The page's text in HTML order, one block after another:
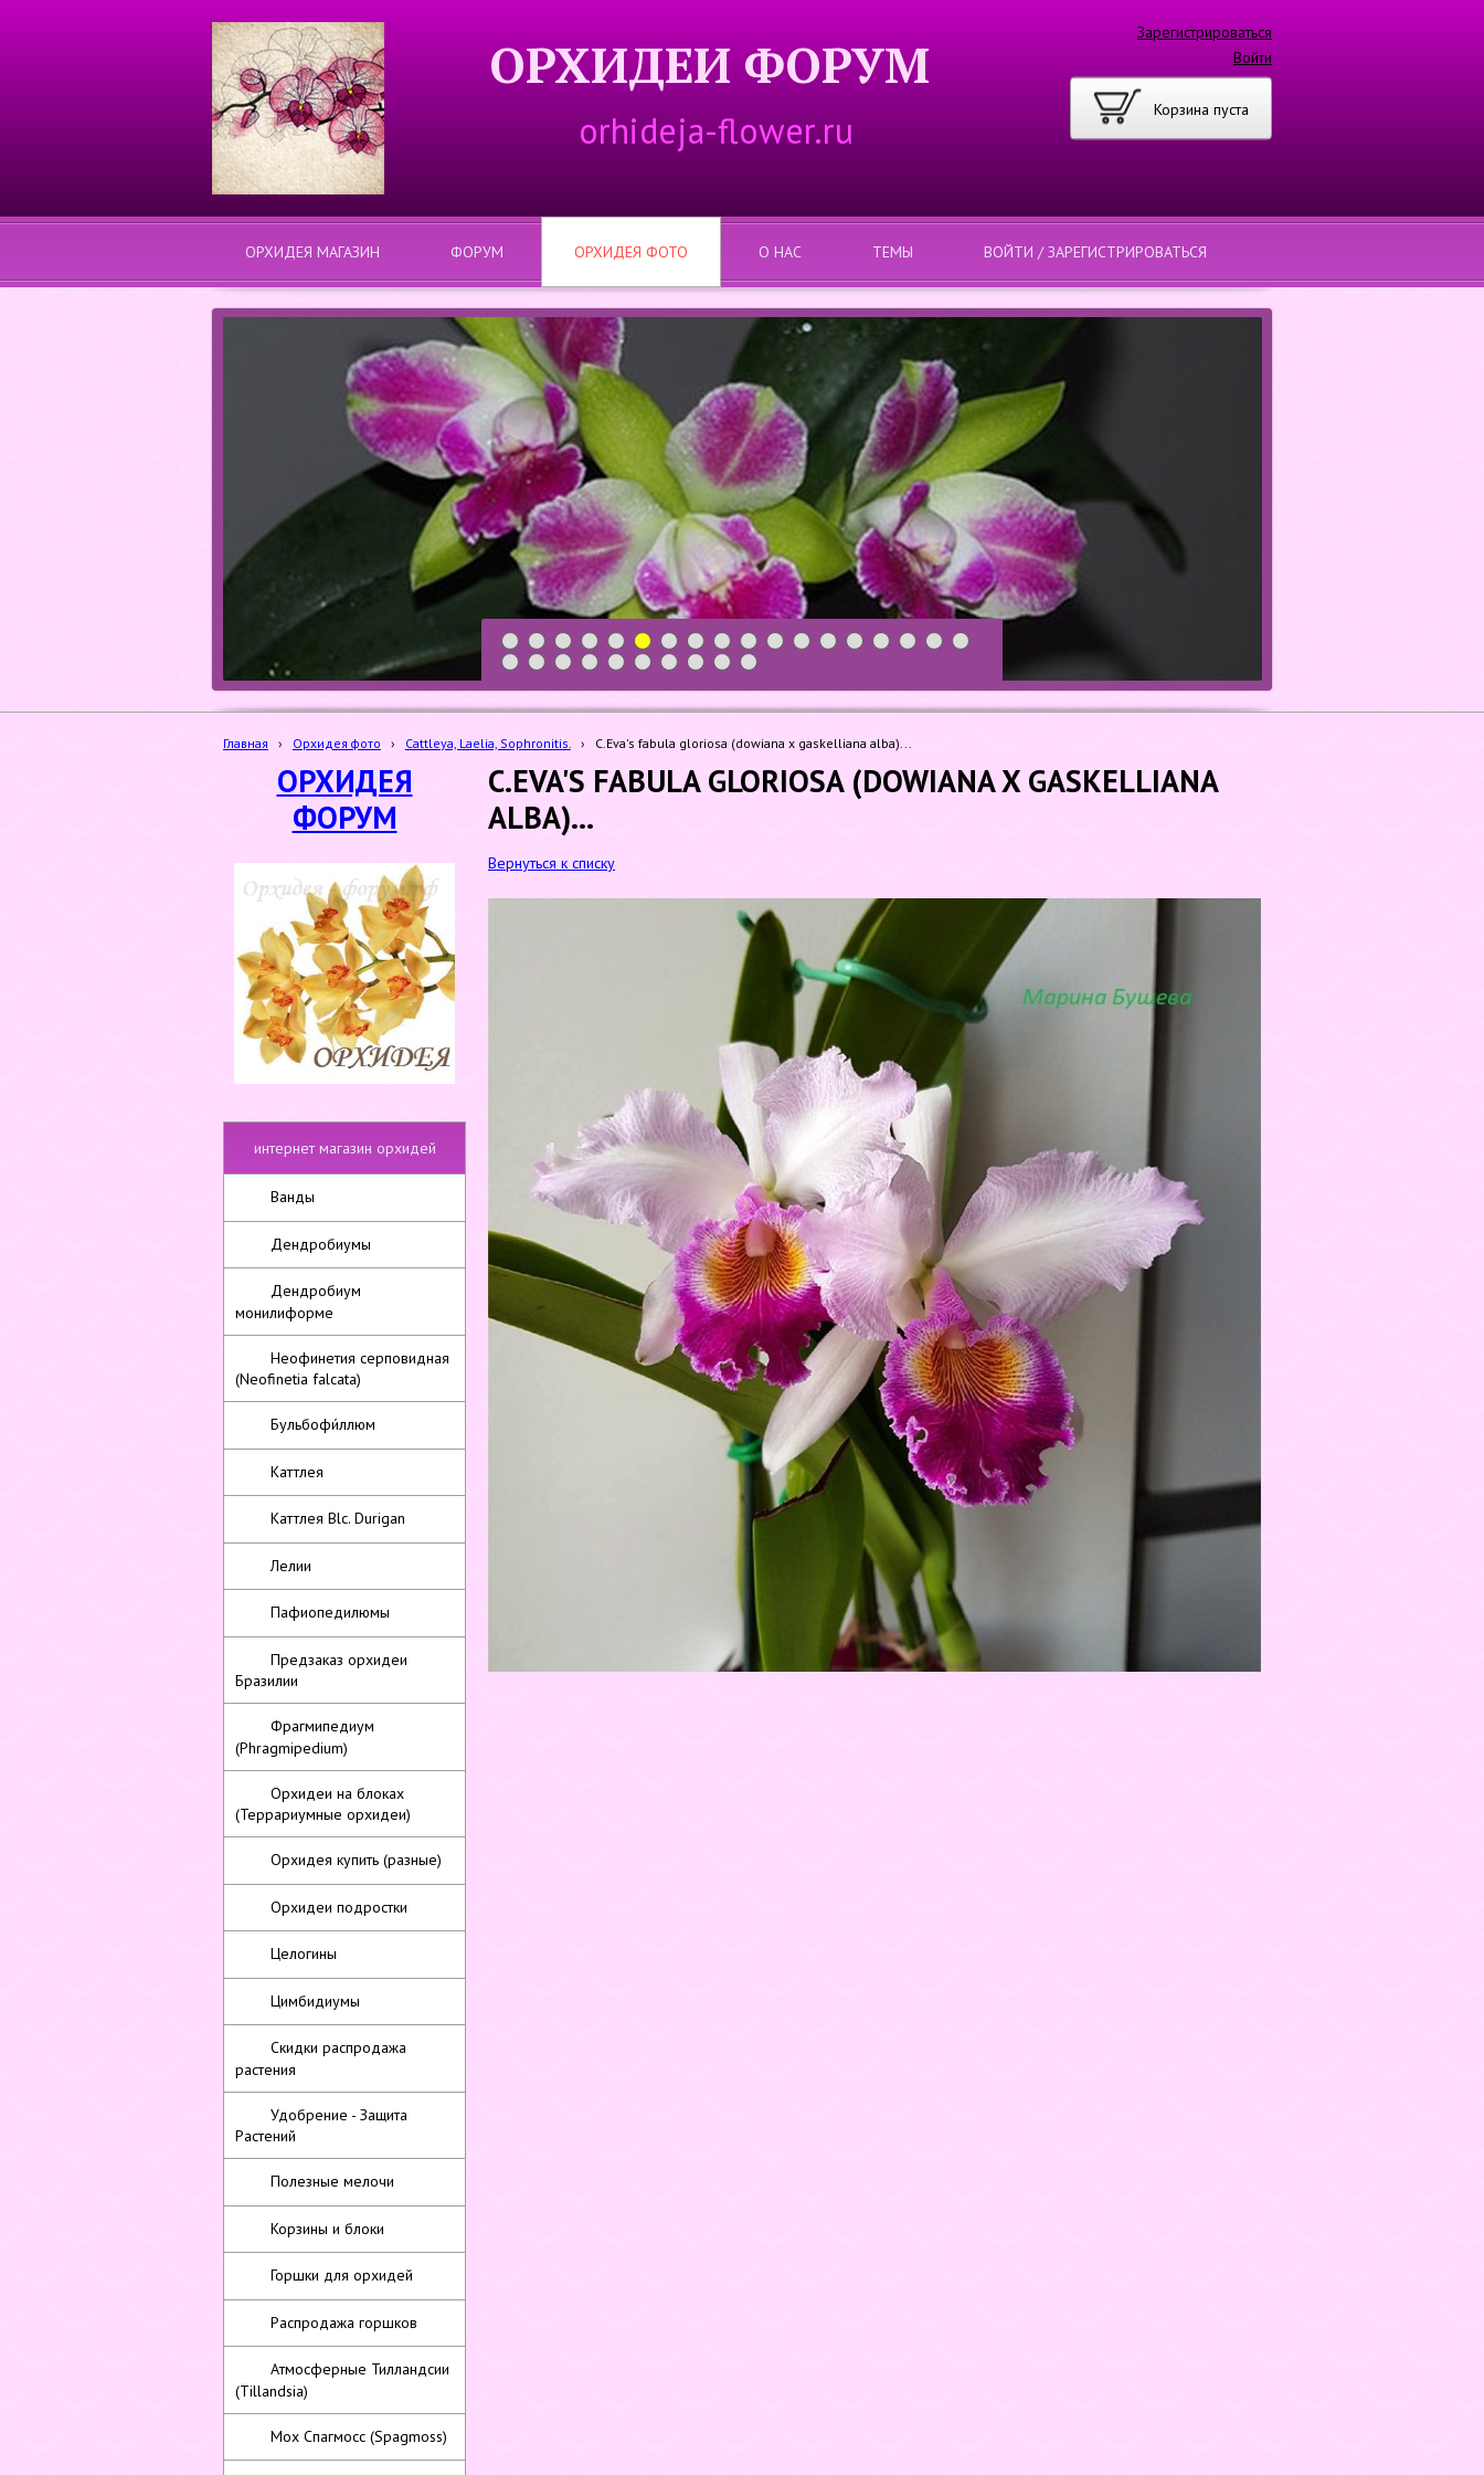
Корзина пуста
Зарегистрироваться
Войти
ОРХИДЕИ ФОРУМ
orhideja-flower.ru
ОРХИДЕЯ МАГАЗИН ФОРУМ ОРХИДЕЯ ФОТО О НАС ТЕМЫ ВОЙТИ / ЗАРЕГИСТРИРОВАТЬСЯ
1 2 3 4 5 6 7 8 9 10 11 12 13 14 15 16 17 18
19 20 21 22 23 24 25 26 27 28
Главная › Орхидея фото › Cattleya, Laelia, Sophronitis. › C.Eva's fabula gloriosa (dowiana x gaskelliana alba)...
ОРХИДЕЯ
ФОРУМ
интернет магазин орхидей
Ванды
Дендробиумы
Дендробиум
монилиформе
Неофинетия серповидная
(Neofinetia falcata)
Бульбофи́ллюм
Каттлея
Каттлея Blc. Durigan
Лелии
Пафиопедилюмы
Предзаказ орхидеи
Бразилии
Фрагмипедиум
(Phragmipedium)
Орхидеи на блоках
(Террариумные орхидеи)
Орхидея купить (разные)
Орхидеи подростки
Целогины
Цимбидиумы
Скидки распродажа
растения
Удобрение - Защита
Растений
Полезные мелочи
Корзины и блоки
Горшки для орхидей
Распродажа горшков
Атмосферные Тилландсии
(Tillandsia)
Мох Спагмосс (Spagmoss)
C.EVA'S FABULA GLORIOSA (DOWIANA X GASKELLIANA
ALBA)...
Вернуться к списку